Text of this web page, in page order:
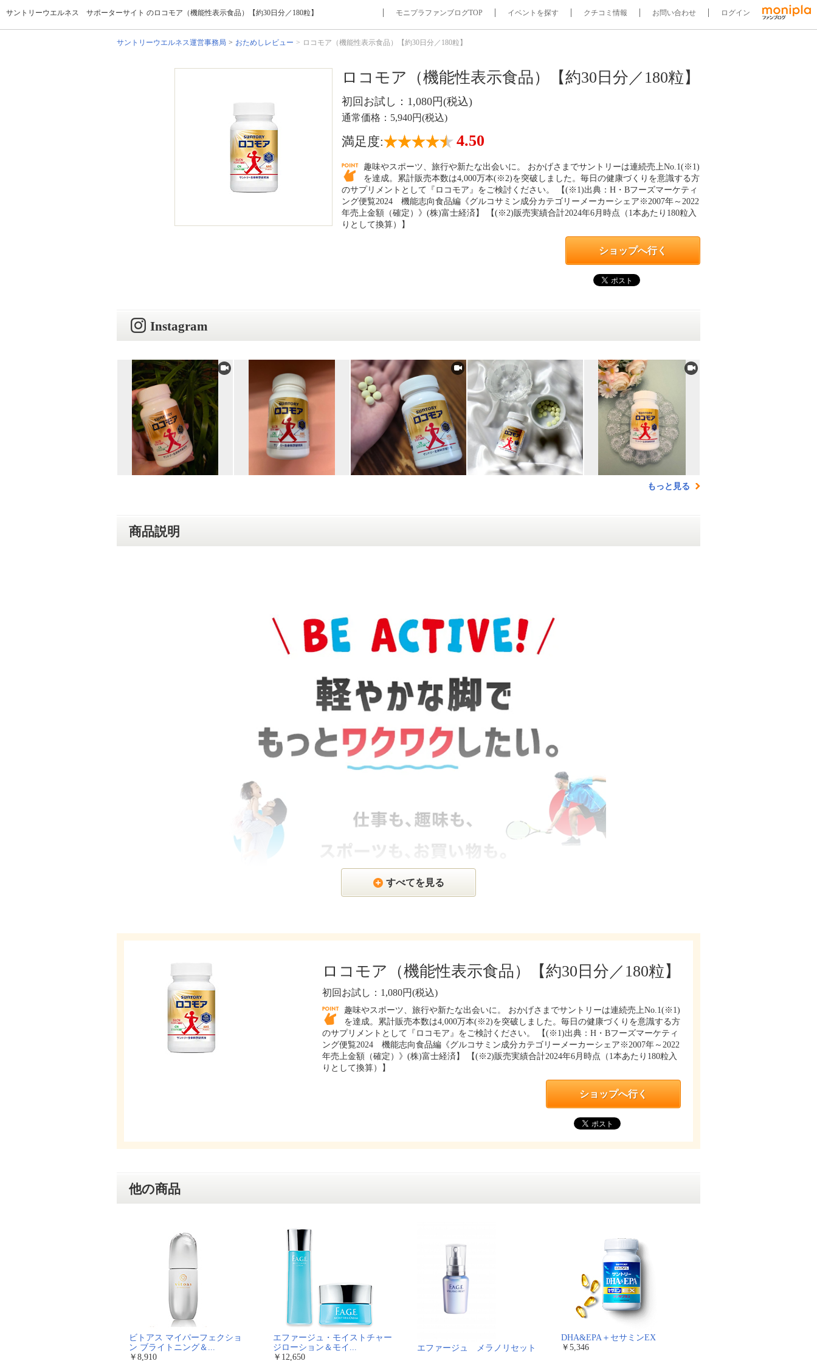
サントリーウエルネス サポーターサイト のロコモア（機能性表示食品）【約30日分／180粒】 モニプラファンブログTOP イベントを探す クチコミ情報 お問い合わせ ログイン
サントリーウエルネス運営事務局 おためしレビュー ロコモア（機能性表示食品）【約30日分／180粒】
ロコモア（機能性表示食品）【約30日分／180粒】
初回お試し：1,080円(税込)
通常価格：5,940円(税込)
満足度: 4.50
趣味やスポーツ、旅行や新たな出会いに。 おかげさまでサントリーは連続売上No.1(※1)
を達成。累計販売本数は4,000万本(※2)を突破しました。毎日の健康づくりを意識する方
のサプリメントとして『ロコモア』をご検討ください。 【(※1)出典：H・Bフーズマーケティ
ング便覧2024 機能志向食品編《グルコサミン成分カテゴリーメーカーシェア※2007年～2022
年売上金額（確定）》(株)富士経済】 【(※2)販売実績合計2024年6月時点（1本あたり180粒入
りとして換算）】
ショップへ行く
Instagram
もっと見る
商品説明
すべてを見る
ロコモア（機能性表示食品）【約30日分／180粒】
初回お試し：1,080円(税込)
趣味やスポーツ、旅行や新たな出会いに。 おかげさまでサントリーは連続売上No.1(※1)
を達成。累計販売本数は4,000万本(※2)を突破しました。毎日の健康づくりを意識する方
のサプリメントとして『ロコモア』をご検討ください。 【(※1)出典：H・Bフーズマーケティ
ング便覧2024 機能志向食品編《グルコサミン成分カテゴリーメーカーシェア※2007年～2022
年売上金額（確定）》(株)富士経済】 【(※2)販売実績合計2024年6月時点（1本あたり180粒入
りとして換算）】
ショップへ行く
他の商品
ビトアス マイパーフェクショ
ン ブライトニング＆...
￥8,910
エファージュ・モイストチャー
ジローション＆モイ...
￥12,650
エファージュ メラノリセット
DHA&EPA＋セサミンEX
￥5,346